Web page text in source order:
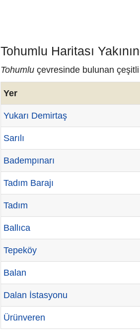
Tohumlu Haritası
Tohumlu çevresinde bulunan
Yer
Yukarı Demirtaş
Sarılı
Badempınarı
Tadım Barajı
Tadım
Ballıca
Tepeköy
Balan
Dalan İstasyonu
Ürünveren